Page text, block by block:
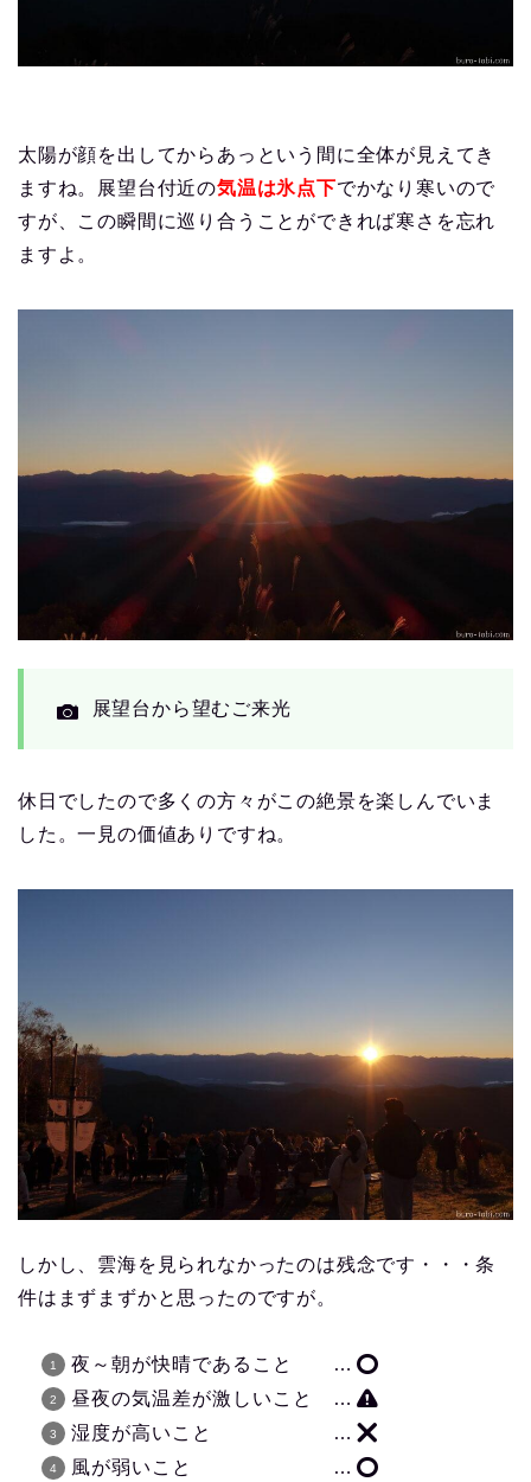
太陽が顔を出してからあっという間に全体が見えてき
ますね。展望台付近の気温は氷点下でかなり寒いので
すが、この瞬間に巡り合うことができれば寒さを忘れ
ますよ。
展望台から望むご来光
休日でしたので多くの方々がこの絶景を楽しんでいま
した。一見の価値ありですね。
しかし、雲海を見られなかったのは残念です・・・条
件はまずまずかと思ったのですが。
夜～朝が快晴であること …
昼夜の気温差が激しいこと …
湿度が高いこと …
風が弱いこと …